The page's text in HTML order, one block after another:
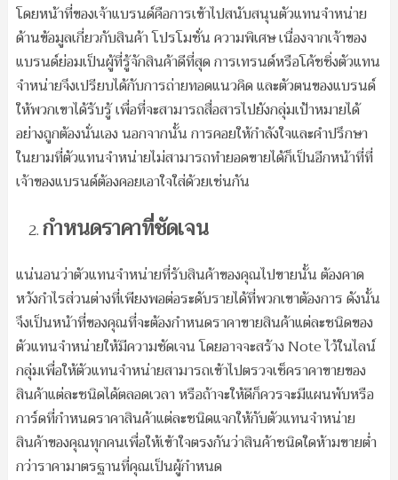
โดยหน้าที่ของเจ้าแบรนด์คือการเข้าไปสนับสนุนตัวแทนจำหน่าย
ด้านข้อมูลเกี่ยวกับสินค้า โปรโมชั่น ความพิเศษ เนื่องจากเจ้าของ
แบรนด์ย่อมเป็นผู้ที่รู้จักสินค้าดีที่สุด การเทรนด์หรือโค้ชชิ่งตัวแทน
จำหน่ายจึงเปรียบได้กับการถ่ายทอดแนวคิด และตัวตนของแบรนด์
ให้พวกเขาได้รับรู้ เพื่อที่จะสามารถสื่อสารไปยังกลุ่มเป้าหมายได้
อย่างถูกต้องนั่นเอง นอกจากนั้น การคอยให้กำลังใจและคำปรึกษา
ในยามที่ตัวแทนจำหน่ายไม่สามารถทำยอดขายได้ก็เป็นอีกหน้าที่ที่
เจ้าของแบรนด์ต้องคอยเอาใจใส่ด้วยเช่นกัน
กำหนดราคาที่ชัดเจน
แน่นอนว่าตัวแทนจำหน่ายที่รับสินค้าของคุณไปขายนั้น ต้องคาด
หวังกำไรส่วนต่างที่เพียงพอต่อระดับรายได้ที่พวกเขาต้องการ ดังนั้น
จึงเป็นหน้าที่ของคุณที่จะต้องกำหนดราคาขายสินค้าแต่ละชนิดของ
ตัวแทนจำหน่ายให้มีความชัดเจน โดยอาจจะสร้าง Note ไว้ในไลน์
กลุ่มเพื่อให้ตัวแทนจำหน่ายสามารถเข้าไปตรวจเช็คราคาขายของ
สินค้าแต่ละชนิดได้ตลอดเวลา หรือถ้าจะให้ดีก็ควรจะมีแผนพับหรือ
การ์ดที่กำหนดราคาสินค้าแต่ละชนิดแจกให้กับตัวแทนจำหน่าย
สินค้าของคุณทุกคนเพื่อให้เข้าใจตรงกันว่าสินค้าชนิดใดห้ามขายต่ำ
กว่าราคามาตรฐานที่คุณเป็นผู้กำหนด